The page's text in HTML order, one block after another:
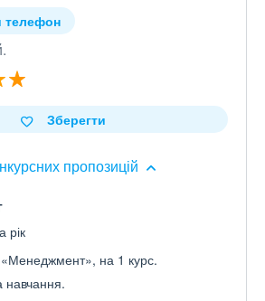
телефон
пропозицій
Зберегти
рік
«Менеджмент», на 1 курс.